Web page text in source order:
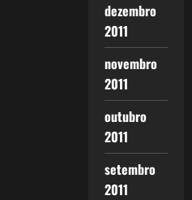
dezembro
2011
novembro
2011
outubro
2011
setembro
2011